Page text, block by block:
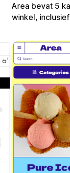
Area bevat 5
winkel,